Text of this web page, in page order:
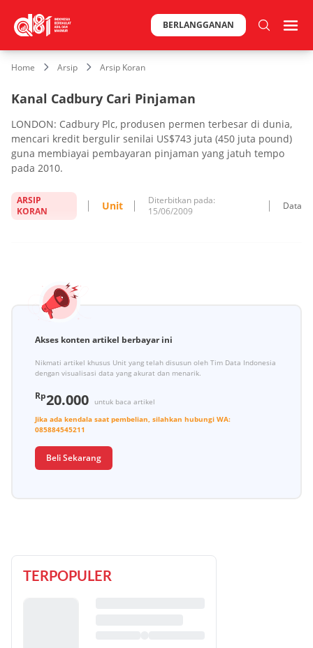
BERLANGGANAN
Home Arsip Arsip Koran
Kanal Cadbury Cari Pinjaman
LONDON: Cadbury Plc, produsen permen terbesar di dunia,
mencari kredit bergulir senilai US$743 juta (450 juta pound)
guna membiayai pembayaran pinjaman yang jatuh tempo
pada 2010.
ARSIP
KORAN
Unit
Diterbitkan pada:
15/06/2009
Data
Akses konten artikel berbayar ini
Nikmati artikel khusus Unit yang telah disusun oleh Tim Data Indonesia
dengan visualisasi data yang akurat dan menarik.
Rp20.000
untuk baca artikel
Jika ada kendala saat pembelian, silahkan hubungi WA:
085884545211
Beli Sekarang
TERPOPULER